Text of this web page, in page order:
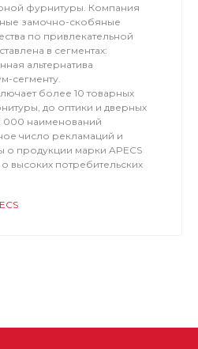
фурнитуры. Компания
замочно-скобяные
по привлекательной
в сегментах:
альтернатива
сегменту.
более 10 товарных
до оптики и дверных
наименований
число рекламаций и
о продукции марки APECS
высоких потребительских